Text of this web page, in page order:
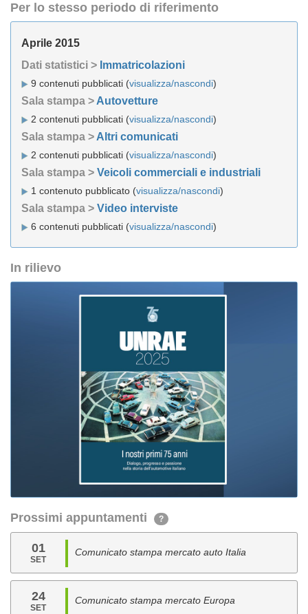
Per lo stesso periodo di riferimento
Aprile 2015
Dati statistici > Immatricolazioni
9 contenuti pubblicati (visualizza/nascondi)
Sala stampa > Autovetture
2 contenuti pubblicati (visualizza/nascondi)
Sala stampa > Altri comunicati
2 contenuti pubblicati (visualizza/nascondi)
Sala stampa > Veicoli commerciali e industriali
1 contenuto pubblicato (visualizza/nascondi)
Sala stampa > Video interviste
6 contenuti pubblicati (visualizza/nascondi)
In rilievo
Prossimi appuntamenti ?
01
SET
Comunicato stampa mercato auto Italia
24
SET
Comunicato stampa mercato Europa